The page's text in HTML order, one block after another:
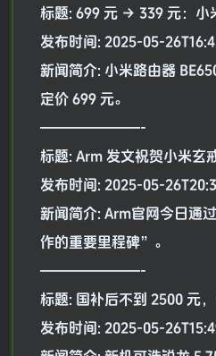
标题: 699 元 → 339 元：小
发布时间: 2025-05-
新闻简介: 小米路由器
定价 699 元。
———————-
标题: Arm 发文祝贺小米玄
发布时间: 2025-05-
新闻简介: Arm官网今日通
作的重要里程碑”。
———————-
标题: 国补后不到 2500 元
发布时间: 2025-05-